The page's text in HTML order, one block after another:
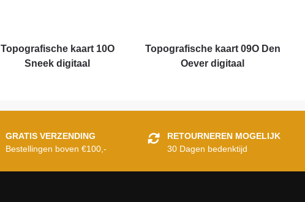
Topografische kaart 10O
Sneek digitaal
Topografische kaart 09O Den
Oever digitaal
GRATIS VERZENDING
Bestellingen boven €100,-
RETOURNEREN MOGELIJK
30 Dagen bedenktijd